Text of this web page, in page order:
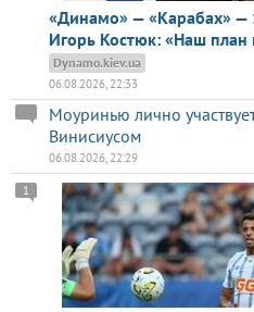
«Динамо» — «Карабах» —
Игорь Костюк: «Наш план
Dynamo.kiev.ua
06.08.2026, 22:33
Моуринью лично
Винисиусом
06.08.2026, 22:29
1